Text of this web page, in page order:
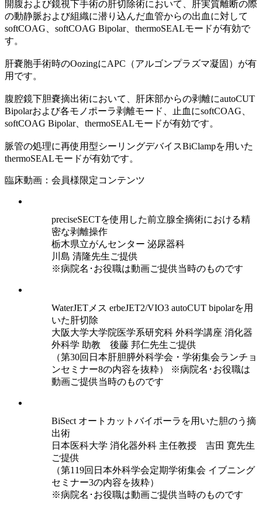
開腹および鏡視下手術の肝切除術において、肝実質離断の際
の動静脈および組織に潜り込んだ血管からの出血に対して
softCOAG、softCOAG Bipolar、thermoSEALモードが有効で
す。
肝嚢胞手術時のOozingにAPC（アルゴンプラズマ凝固）が有
用です。
腹腔鏡下胆嚢摘出術において、肝床部からの剥離にautoCUT
Bipolarおよび各モノポーラ剥離モード、止血にsoftCOAG、
softCOAG Bipolar、thermoSEALモードが有効です。
脈管の処理に再使用型シーリングデバイスBiClampを用いた
thermoSEALモードが有効です。
臨床動画：会員様限定コンテンツ
preciseSECTを使用した前立腺全摘術における精
密な剥離操作
栃木県立がんセンター 泌尿器科
川島 清隆先生ご提供
※病院名･お役職は動画ご提供当時のものです
WaterJETメス erbeJET2/VIO3 autoCUT bipolarを用
いた肝切除
大阪大学大学院医学系研究科 外科学講座 消化器
外科学 助教 後藤 邦仁先生ご提供
（第30回日本肝胆膵外科学会・学術集会ランチョ
ンセミナー8の内容を抜粋） ※病院名･お役職は
動画ご提供当時のものです
BiSect オートカットバイポーラを用いた胆のう摘
出術
日本医科大学 消化器外科 主任教授 吉田 寛先生
ご提供
（第119回日本外科学会定期学術集会 イブニング
セミナー3の内容を抜粋）
※病院名･お役職は動画ご提供当時のものです